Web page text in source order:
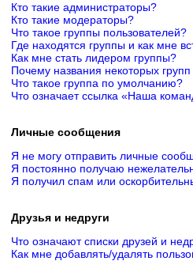
Кто такие администраторы?
Кто такие модераторы?
Что такое группы пользователей?
Где находятся группы и как мне
Как мне стать лидером группы?
Почему названия некоторых
Что такое группа по умолчанию?
Что означает ссылка «Наша
Личные сообщения
Я не могу отправить личные
Я постоянно получаю
Я получил спам или
Друзья и недруги
Что означают списки друзей и
Как мне добавлять/удалять